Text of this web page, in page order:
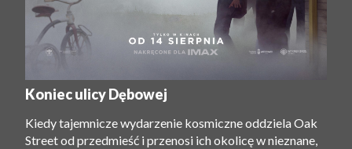
Koniec ulicy Dębowej
Kiedy tajemnicze wydarzenie kosmiczne oddziela Oak
Street od przedmieść i przenosi ich okolicę w nieznane,